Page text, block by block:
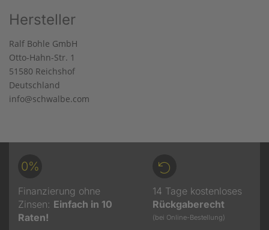
Hersteller
Ralf Bohle GmbH
Otto-Hahn-Str. 1
51580 Reichshof
Deutschland
info@schwalbe.com
0%
Finanzierung ohne
Zinsen: Einfach in 10
Raten!
14 Tage kostenloses
Rückgaberecht
(bei Online-Bestellung)